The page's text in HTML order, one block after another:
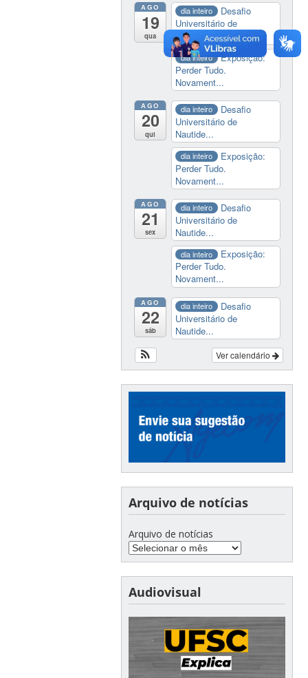
AGO
19
qua
dia inteiro
Desafio
Universitário de
Nautide...
dia inteiro
Exposição:
Perder Tudo.
Novament...
AGO
20
qui
dia inteiro
Desafio
Universitário de
Nautide...
dia inteiro
Exposição:
Perder Tudo.
Novament...
AGO
21
sex
dia inteiro
Desafio
Universitário de
Nautide...
dia inteiro
Exposição:
Perder Tudo.
Novament...
AGO
22
sáb
dia inteiro
Desafio
Universitário de
Nautide...
Ver calendário
Arquivo de notícias
Arquivo de notícias
Audiovisual